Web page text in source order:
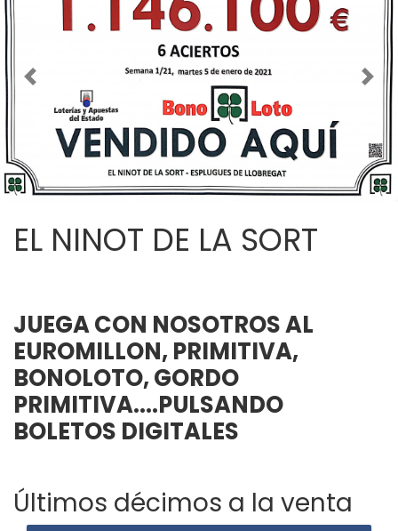
Imagen anterior
EL NINOT DE LA SORT
JUEGA CON NOSOTROS AL
EUROMILLON, PRIMITIVA,
BONOLOTO, GORDO
PRIMITIVA....PULSANDO
BOLETOS DIGITALES
Últimos décimos a la venta